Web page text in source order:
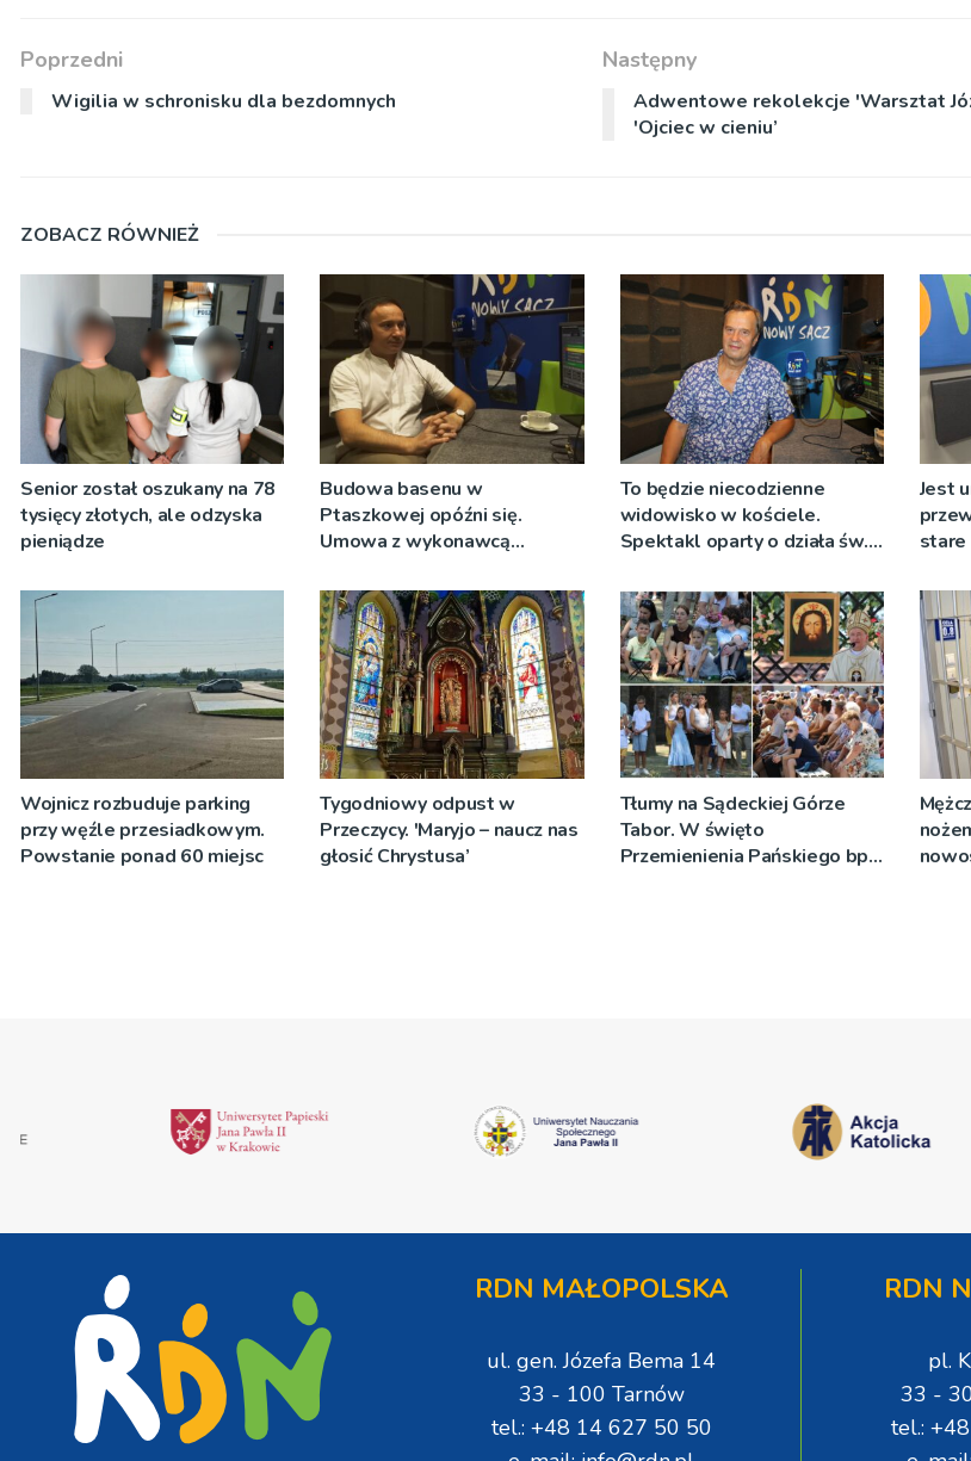
Poprzedni
Wigilia w schronisku dla bezdomnych
Następny
Adwentowe rekolekcje 'Warsztat
'Ojciec w cieniu’
ZOBACZ RÓWNIEŻ
Senior został oszukany na 78
tysięcy złotych, ale odzyska
pieniądze
Budowa basenu w
Ptaszkowej opóźni się.
Umowa z wykonawcą
zostanie podpisana
To będzie niecodzienne
widowisko w kościele.
Spektakl oparty o działa św.
Jest
stare
Wojnicz rozbuduje parking
przy węźle przesiadkowym.
Powstanie ponad 60 miejsc
Tygodniowy odpust w
Przeczycy. 'Maryjo – naucz nas
głosić Chrystusa’
Tłumy na Sądeckiej Górze
Tabor. W święto
Przemienienia Pańskiego bp
RDN MAŁOPOLSKA
ul. gen. Józefa Bema 14
33 - 100 Tarnów
tel.: +48 14 627 50 50
RDN
pl.
33 -
tel.: